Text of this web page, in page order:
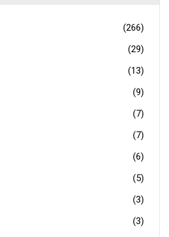
(266)
(29)
(13)
(9)
(7)
(7)
(6)
(5)
(3)
(3)